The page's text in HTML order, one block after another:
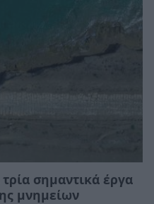
σημαντικά έργα
μνημείων